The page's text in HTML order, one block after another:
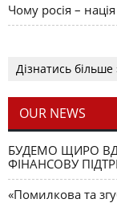
Чому росія –
Дізнатись більше
OUR NEWS
БУДЕМО ЩИРО
ФІНАНСОВУ
«Помилкова та